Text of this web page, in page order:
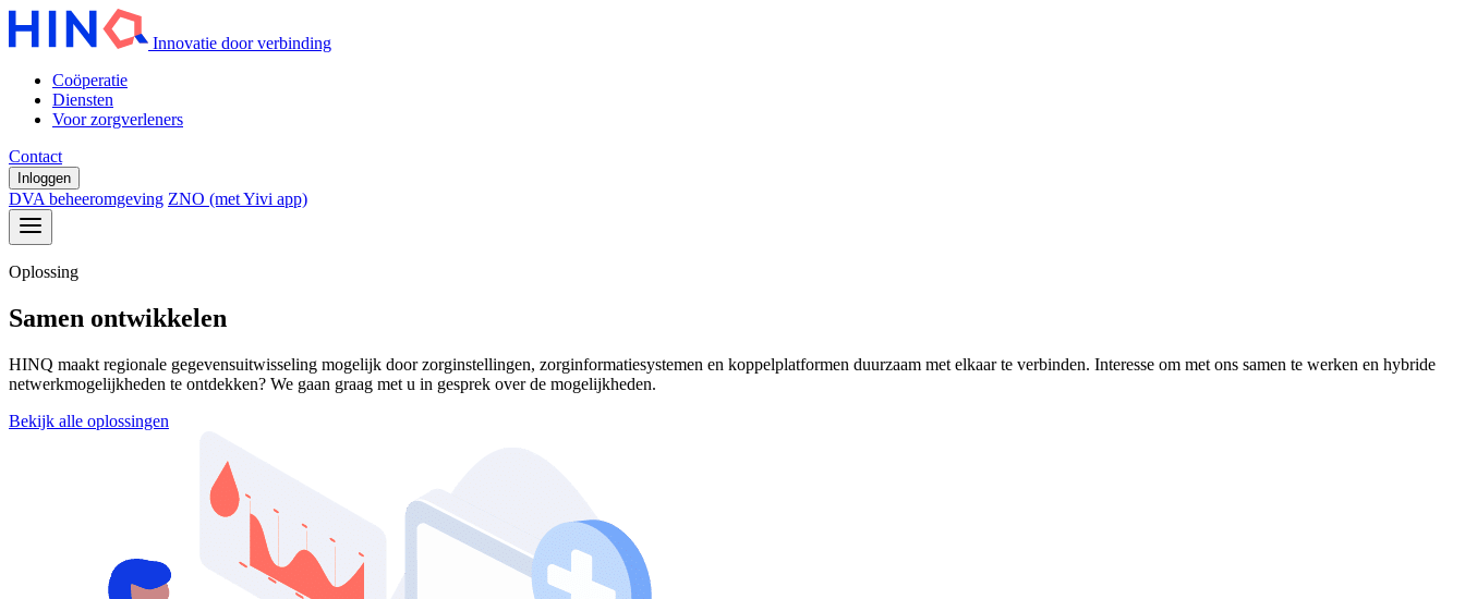
Innovatie door verbinding
Coöperatie
Diensten
Voor zorgverleners
Contact
Inloggen
DVA beheeromgeving ZNO (met Yivi app)
Oplossing
Samen ontwikkelen
HINQ maakt regionale gegevensuitwisseling mogelijk door zorginstellingen, zorginformatiesystemen en koppelplatformen duurzaam met elkaar te verbinden. Interesse om met ons samen te werken en hybride
netwerkmogelijkheden te ontdekken? We gaan graag met u in gesprek over de mogelijkheden.
Bekijk alle oplossingen